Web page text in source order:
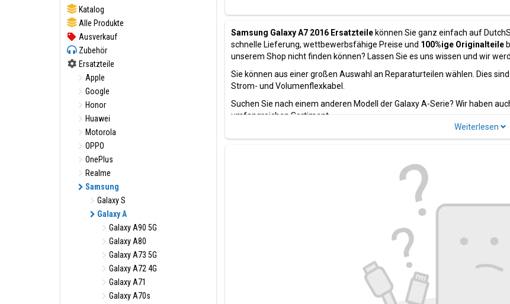
Katalog
Alle Produkte
Ausverkauf
Zubehör
Ersatzteile
Apple
Google
Honor
Huawei
Motorola
OPPO
OnePlus
Realme
Samsung
Galaxy S
Galaxy A
Galaxy A90 5G
Galaxy A80
Galaxy A73 5G
Galaxy A72 4G
Galaxy A71
Galaxy A70s
Samsung Galaxy A7 2016 Ersatzteilekönnen Sie ganz einfach auf
schnelle Lieferung, wettbewerbsfähige Preise und 100%ige Originalteile
unserem Shop nicht finden können? Lassen Sie es uns wissen und wir
Sie können aus einer großen Auswahl an Reparaturteilen wählen. Dies
Strom- und Volumenflexkabel.
Suchen Sie nach einem anderen Modell der Galaxy A-Serie? Wir haben
umfangreichen Sortiment.
A710M, SM-A710FD, SM-
A710Y, SM-A7100, SM-
A710L, SM-A710K, SM-
Die beliebtesten Teile für Samsung Galaxy A7 2016 gehören
,
SIM-Kartenhalter und Klebeband Aufkleber. Sie suchen ein anderes
Galaxy